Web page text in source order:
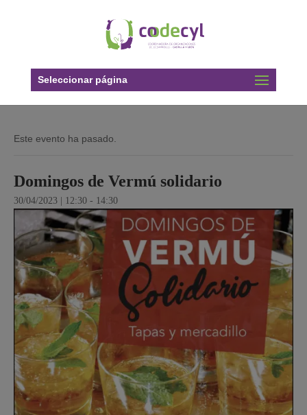
Seleccionar página
Este evento ha pasado.
Domingos de Vermú solidario
30/04/2023 | 12:30 - 14:30